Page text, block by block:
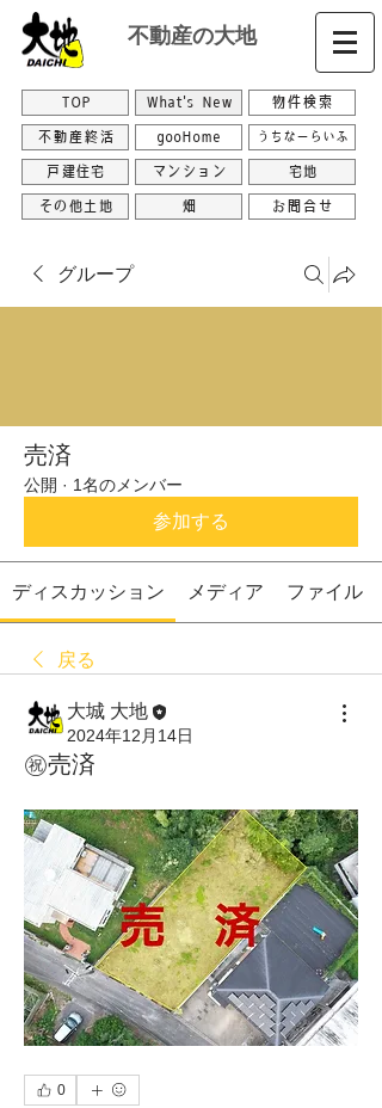
不動産の大地
TOP What's New 物件検索
不動産終活 gooHome うちなーらいふ
戸建住宅 マンション 宅地
その他土地 畑 お問合せ
グループ
売済
公開 · 1名のメンバー
参加する
ディスカッション メディア ファイル
戻る
大城 大地
2024年12月14日
㊗️売済
0